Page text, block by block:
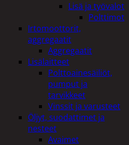
Lisä ja työvalot
Polttimot
Irtomoottorit,
aggregaatit
Aggregaatit
Lisälaitteet
Polttoainesäiliöt,
pumput ja
tarvikkeet
Vinssit ja varusteet
Öljyt, suodattimet ja
nesteet
Avaimet